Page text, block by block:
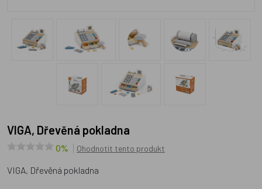
VIGA, Dřevěná pokladna
0% Ohodnotit tento produkt
VIGA, Dřevěná pokladna